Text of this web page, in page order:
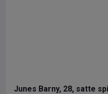
Junes Barny, 28, satte